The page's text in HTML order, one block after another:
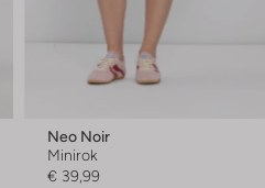
Neo Noir
Minirok
€ 39,99